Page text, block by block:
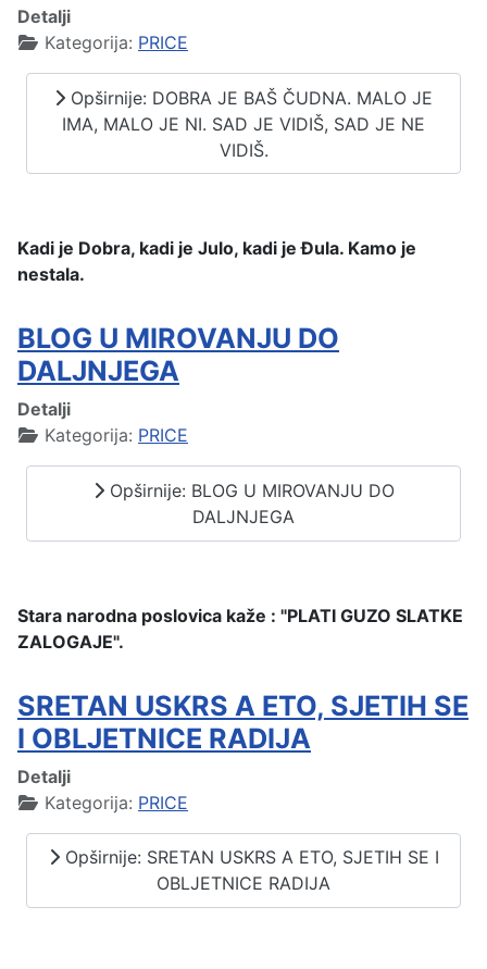
Detalji
Kategorija: PRICE
Opširnije: DOBRA JE BAŠ ČUDNA. MALO JE
IMA, MALO JE NI. SAD JE VIDIŠ, SAD JE NE
VIDIŠ.
Kadi je Dobra, kadi je Julo, kadi je Đula. Kamo je
nestala.
BLOG U MIROVANJU DO
DALJNJEGA
Detalji
Kategorija: PRICE
Opširnije: BLOG U MIROVANJU DO
DALJNJEGA
Stara narodna poslovica kaže : "PLATI GUZO SLATKE
ZALOGAJE".
SRETAN USKRS A ETO, SJETIH SE
I OBLJETNICE RADIJA
Detalji
Kategorija: PRICE
Opširnije: SRETAN USKRS A ETO, SJETIH SE I
OBLJETNICE RADIJA